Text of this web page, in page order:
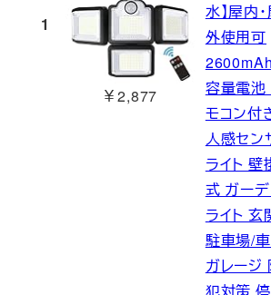
1
￥2,877
水】屋内
外使用可
容量電池
モコン付
人感セン
ライト 壁
式 ガー
ライト 玄
駐車場/
ガレージ